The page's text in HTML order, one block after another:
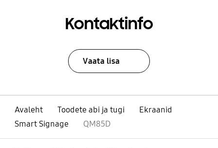
Kontaktinfo
Vaata lisa
Avaleht Toodete abi ja tugi
Ekraanid
Smart Signage
QM85D